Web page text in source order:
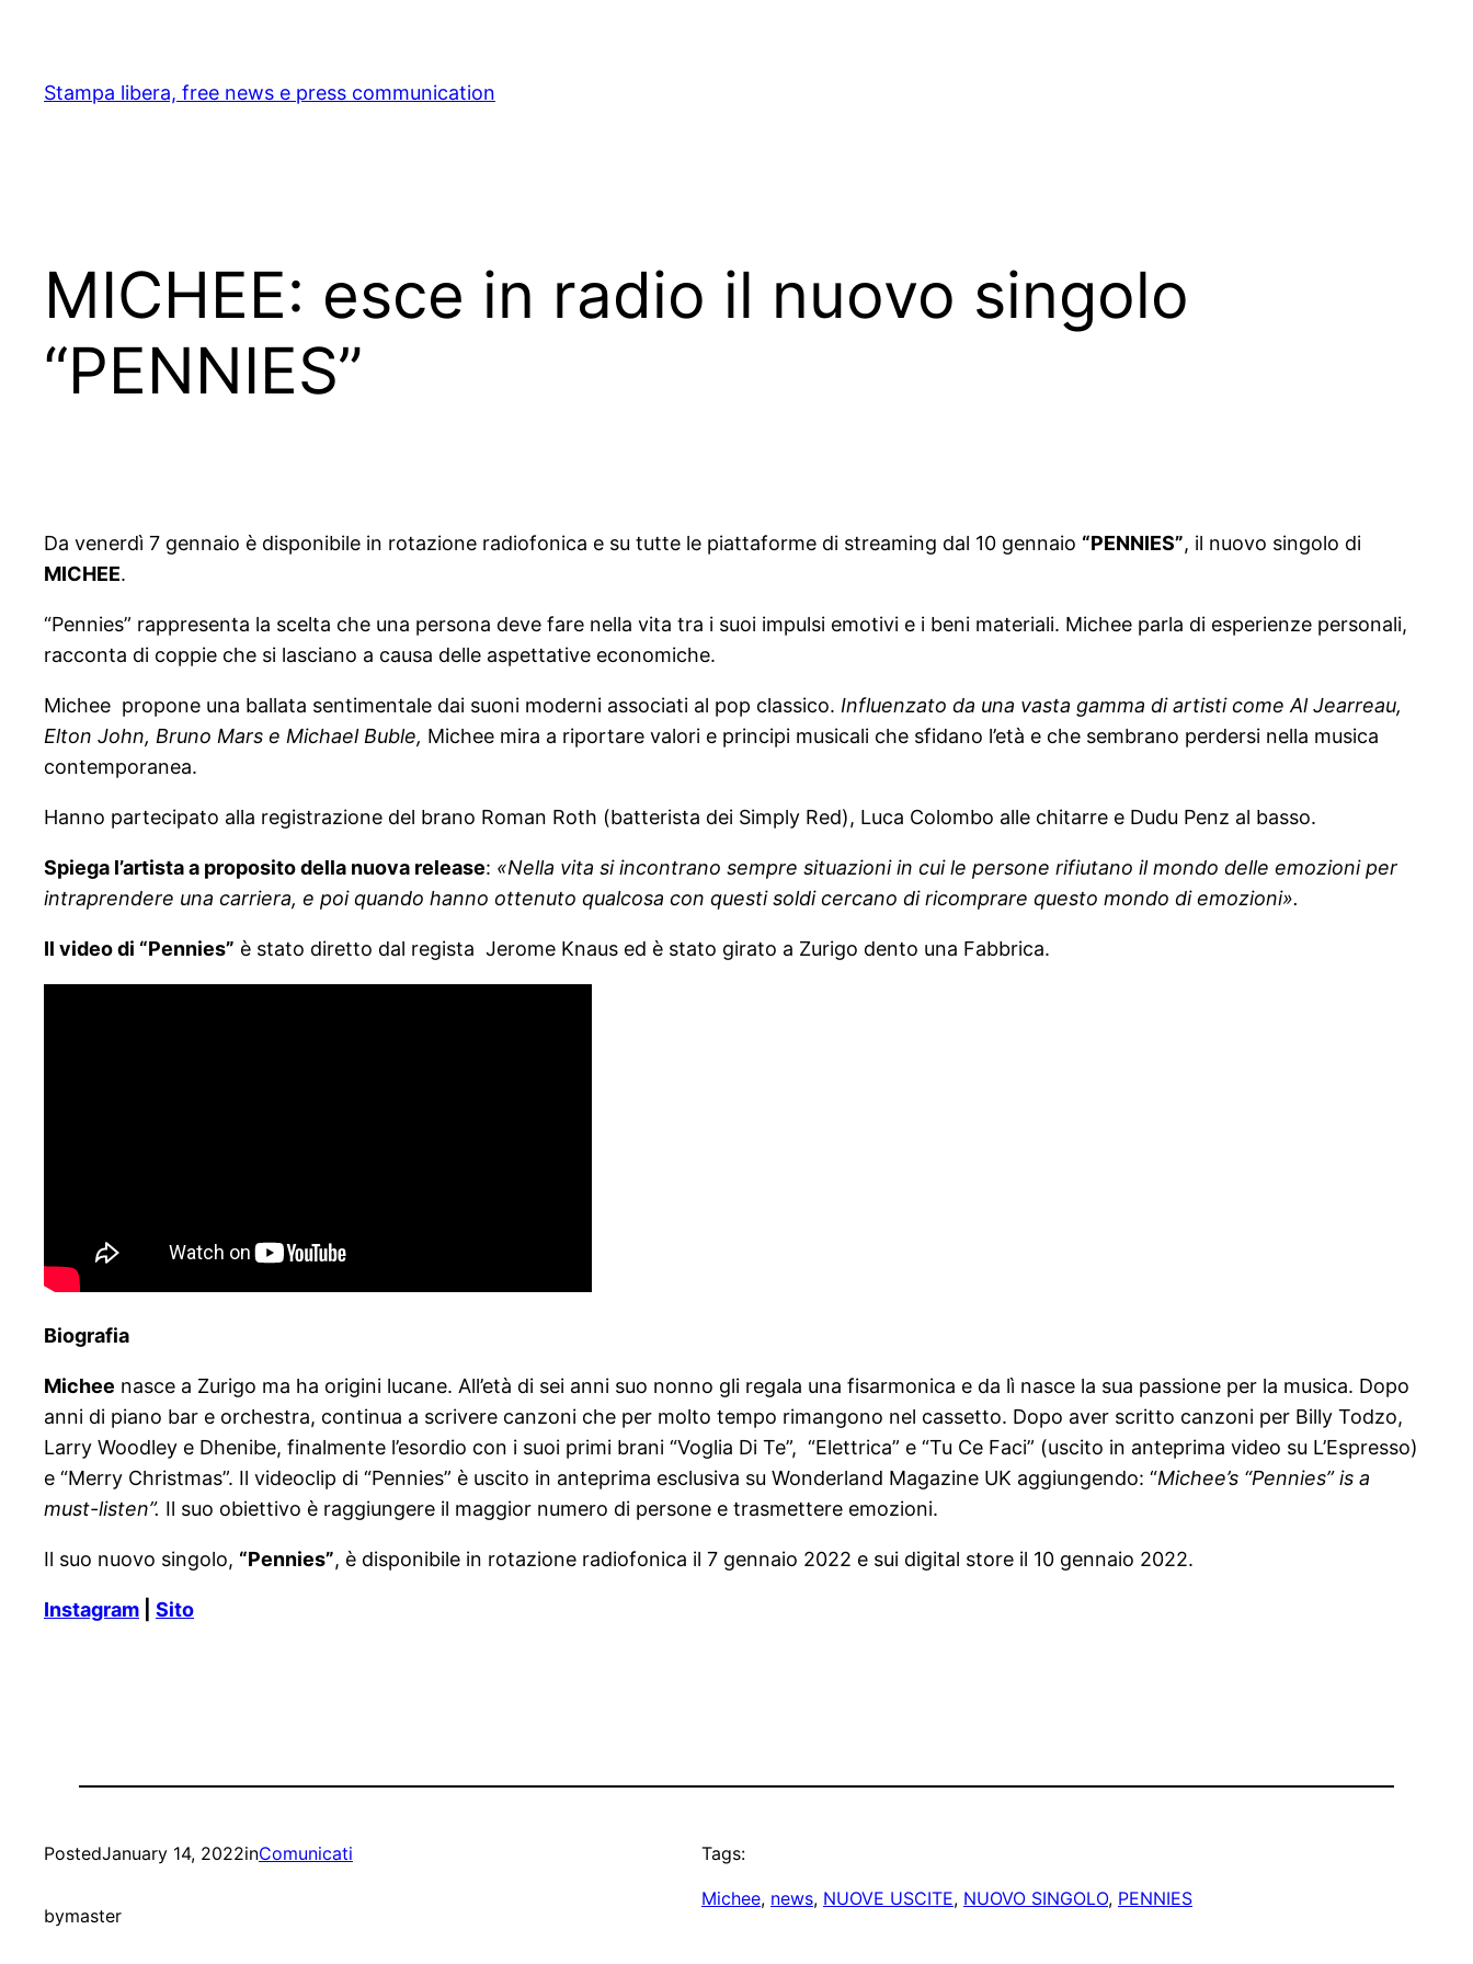
content
Stampa libera, free news e press communication
MICHEE: esce in radio il nuovo singolo
“PENNIES”
Da venerdì 7 gennaio è disponibile in rotazione radiofonica e su tutte le piattaforme di streaming dal 10 gennaio “PENNIES”, il nuovo singolo di
MICHEE.
“Pennies” rappresenta la scelta che una persona deve fare nella vita tra i suoi impulsi emotivi e i beni materiali. Michee parla di esperienze personali,
racconta di coppie che si lasciano a causa delle aspettative economiche.
Michee propone una ballata sentimentale dai suoni moderni associati al pop classico. Influenzato da una vasta gamma di artisti come Al Jearreau,
Elton John, Bruno Mars e Michael Buble, Michee mira a riportare valori e principi musicali che sfidano l’età e che sembrano perdersi nella musica
contemporanea.
Hanno partecipato alla registrazione del brano Roman Roth (batterista dei Simply Red), Luca Colombo alle chitarre e Dudu Penz al basso.
Spiega l’artista a proposito della nuova release: «Nella vita si incontrano sempre situazioni in cui le persone rifiutano il mondo delle emozioni per
intraprendere una carriera, e poi quando hanno ottenuto qualcosa con questi soldi cercano di ricomprare questo mondo di emozioni».
Il video di “Pennies” è stato diretto dal regista Jerome Knaus ed è stato girato a Zurigo dento una Fabbrica.
Biografia
Michee nasce a Zurigo ma ha origini lucane. All’età di sei anni suo nonno gli regala una fisarmonica e da lì nasce la sua passione per la musica. Dopo
anni di piano bar e orchestra, continua a scrivere canzoni che per molto tempo rimangono nel cassetto. Dopo aver scritto canzoni per Billy Todzo,
Larry Woodley e Dhenibe, finalmente l’esordio con i suoi primi brani “Voglia Di Te”, “Elettrica” e “Tu Ce Faci” (uscito in anteprima video su L’Espresso)
e “Merry Christmas”. Il videoclip di “Pennies” è uscito in anteprima esclusiva su Wonderland Magazine UK aggiungendo: “Michee’s “Pennies” is a
must-listen”. Il suo obiettivo è raggiungere il maggior numero di persone e trasmettere emozioni.
Il suo nuovo singolo, “Pennies”, è disponibile in rotazione radiofonica il 7 gennaio 2022 e sui digital store il 10 gennaio 2022.
Instagram Sito
PostedJanuary 14, 2022inComunicati
bymaster
Tags:
Michee, news, NUOVE USCITE, NUOVO SINGOLO, PENNIES